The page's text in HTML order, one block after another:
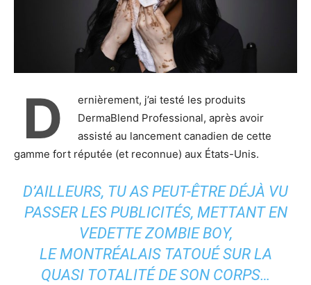
D
ernièrement, j’ai testé les produits
DermaBlend Professional, après avoir
assisté au lancement canadien de cette
gamme fort réputée (et reconnue) aux États-Unis.
D’AILLEURS, TU AS PEUT-ÊTRE DÉJÀ VU
PASSER LES PUBLICITÉS, METTANT EN
VEDETTE ZOMBIE BOY,
LE MONTRÉALAIS TATOUÉ SUR LA
QUASI TOTALITÉ DE SON CORPS…